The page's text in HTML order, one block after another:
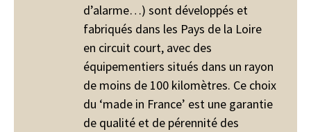
d’alarme…) sont développés et
fabriqués dans les Pays de la Loire
en circuit court, avec des
équipementiers situés dans un rayon
de moins de 100 kilomètres. Ce choix
du ‘made in France’ est une garantie
de qualité et de pérennité des